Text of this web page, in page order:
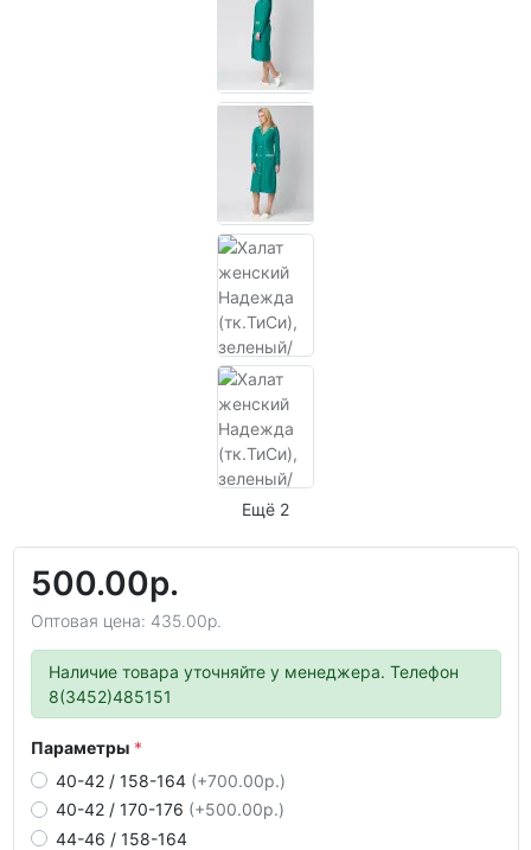
Ещё 2
500.00р.
Оптовая цена: 435.00р.
Наличие товара уточняйте у менеджера. Телефон
8(3452)485151
Параметры
40-42 / 158-164 (+700.00р.)
40-42 / 170-176 (+500.00р.)
44-46 / 158-164